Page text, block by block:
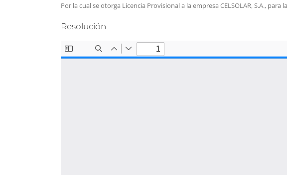
Por la cual se otorga Licencia Provisional a la empresa CELSOLAR, S.A.,
Resolución